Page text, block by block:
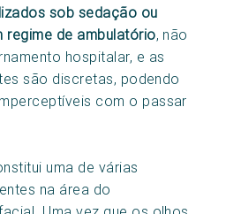
sob sedação ou
regime de ambulatório, não
hospitalar, e as
são discretas, podendo
com o passar
uma de várias
na área do